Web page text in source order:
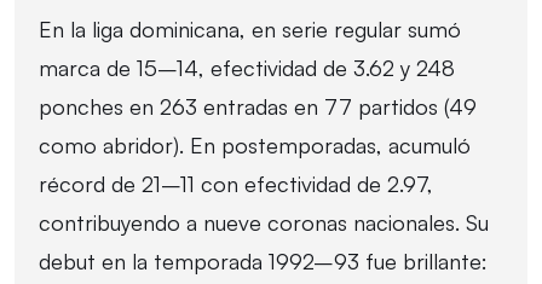
En la liga dominicana, en serie regular sumó
marca de 15–14, efectividad de 3.62 y 248
ponches en 263 entradas en 77 partidos (49
como abridor). En postemporadas, acumuló
récord de 21–11 con efectividad de 2.97,
contribuyendo a nueve coronas nacionales. Su
debut en la temporada 1992–93 fue brillante: